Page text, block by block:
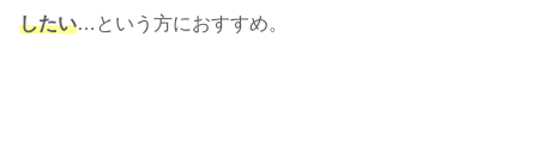
したい…という方におすすめ。